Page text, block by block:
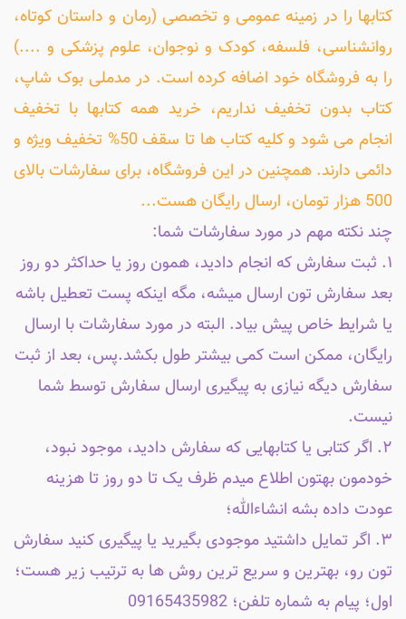
کتابها را در زمینه عمومی و تخصصی (رمان و داستان کوتاه،
روانشناسی، فلسفه، کودک و نوجوان، علوم پزشکی و ....)
را به فروشگاه خود اضافه کرده است. در مدملی بوک شاپ،
کتاب بدون تخفیف نداریم، خرید همه کتابها با تخفیف
انجام می شود و کلیه کتاب ها تا سقف 50% تخفیف ویژه و
دائمی دارند. همچنین در این فروشگاه، برای سفارشات بالای
500 هزار تومان، ارسال رایگان هست...
چند نکته مهم در مورد سفارشات شما:
۱. ثبت سفارش که انجام دادید، همون روز یا حداکثر دو روز
بعد سفارش تون ارسال میشه، مگه اینکه پست تعطیل باشه
یا شرایط خاص پیش بیاد. البته در مورد سفارشات با ارسال
رایگان، ممکن است کمی بیشتر طول بکشد.پس، بعد از ثبت
سفارش دیگه نیازی به پیگیری ارسال سفارش توسط شما
نیست.
۲. اگر کتابی یا کتابهایی که سفارش دادید، موجود نبود،
خودمون بهتون اطلاع میدم ظرف یک تا دو روز تا هزینه
عودت داده بشه انشاءالله؛
۳. اگر تمایل داشتید موجودی بگیرید یا پیگیری کنید سفارش
تون رو، بهترین و سریع ترین روش ها به ترتیب زیر هست؛
اول؛ پیام به شماره تلفن؛ 09165435982